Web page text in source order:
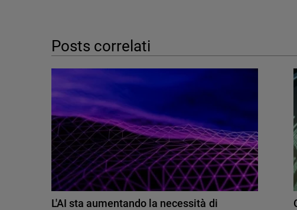
Posts correlati
L'AI sta aumentando la necessità di